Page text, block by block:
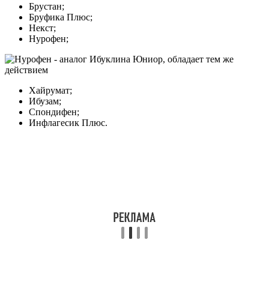
Брустан;
Бруфика Плюс;
Некст;
Нурофен;
Хайрумат;
Ибузам;
Спондифен;
Инфлагесик Плюс.